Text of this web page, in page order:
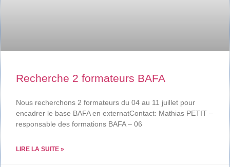
Recherche 2 formateurs BAFA
Nous recherchons 2 formateurs du 04 au 11 juillet pour
encadrer le base BAFA en externatContact: Mathias PETIT –
responsable des formations BAFA – 06
LIRE LA SUITE »